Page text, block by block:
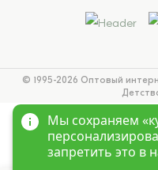
© 1995-2026 Оптовый
Мы сохраняем
запретить это в